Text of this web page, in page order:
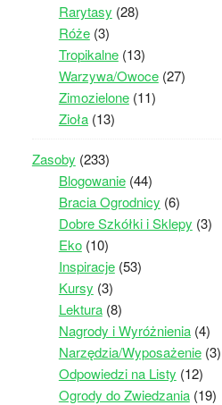
Rarytasy (28)
Róże(3)
Tropikalne(13)
Warzywa/Owoce(27)
Zimozielone(11)
Zioła(13)
Zasoby (233)
Blogowanie(44)
Bracia Ogrodnicy (6)
Dobre Szkółki i Sklepy (3)
Eko(10)
Inspiracje(53)
Kursy (3)
Lektura(8)
Nagrody i Wyróżnienia(4)
Narzędzia/Wyposażenie(3)
Odpowiedzi na Listy (12)
Ogrody do Zwiedzania(19)